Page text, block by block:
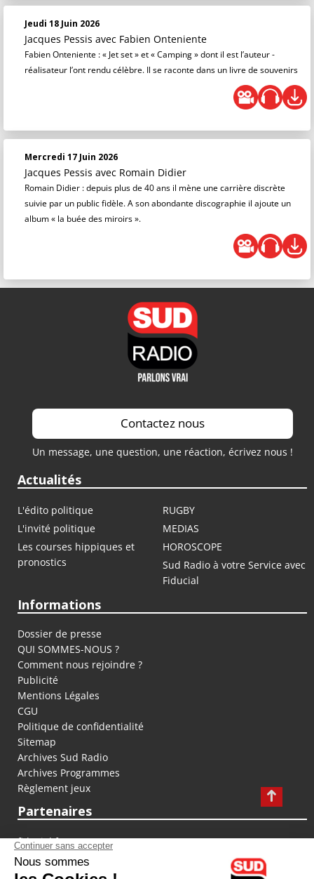
Jeudi 18 Juin 2026
Jacques Pessis avec Fabien Onteniente
Fabien Onteniente : « Jet set » et « Camping » dont il est l’auteur -
réalisateur l’ont rendu célèbre. Il se raconte dans un livre de souvenirs
Mercredi 17 Juin 2026
Jacques Pessis avec Romain Didier
Romain Didier : depuis plus de 40 ans il mène une carrière discrète
suivie par un public fidèle. A son abondante discographie il ajoute un
album « la buée des miroirs ».
Contactez nous
Un message, une question, une réaction, écrivez nous !
Actualités
L'édito politique
RUGBY
L'invité politique
MEDIAS
Les courses hippiques et
pronostics
HOROSCOPE
Sud Radio à votre Service avec
Fiducial
Informations
Dossier de presse
QUI SOMMES-NOUS ?
Comment nous rejoindre ?
Publicité
Mentions Légales
CGU
Politique de confidentialité
Sitemap
Archives Sud Radio
Archives Programmes
Règlement jeux
Partenaires
fiducial.fr
lyoncapitale.fr